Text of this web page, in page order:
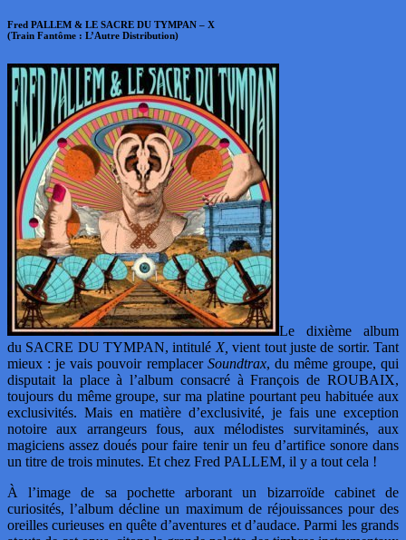
Fred PALLEM & LE SACRE DU TYMPAN – X
(Train Fantôme : L’Autre Distribution)
Le dixième album
du SACRE DU TYMPAN, intitulé X, vient tout juste de sortir. Tant
mieux : je vais pouvoir remplacer Soundtrax, du même groupe, qui
disputait la place à l’album consacré à François de ROUBAIX,
toujours du même groupe, sur ma platine pourtant peu habituée aux
exclusivités. Mais en matière d’exclusivité, je fais une exception
notoire aux arrangeurs fous, aux mélodistes survitaminés, aux
magiciens assez doués pour faire tenir un feu d’artifice sonore dans
un titre de trois minutes. Et chez Fred PALLEM, il y a tout cela !
À l’image de sa pochette arborant un bizarroïde cabinet de
curiosités, l’album décline un maximum de réjouissances pour des
oreilles curieuses en quête d’aventures et d’audace. Parmi les grands